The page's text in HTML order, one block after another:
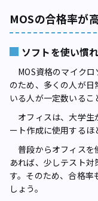
MOSの合格率が
ソフトを使い慣
MOS資格のマイクロ
のため、多くの人が
いる人が一定数いるこ
オフィスは、大学生
ート作成に使用するほ
普段からオフィスを
あれば、少しテスト
す。そのため、合格率
しょう。